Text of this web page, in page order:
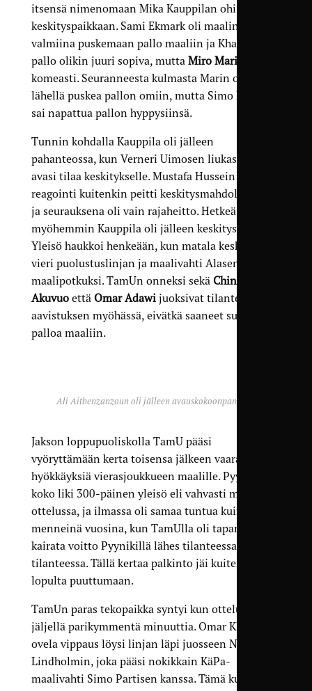
itsensä nimenomaan Mika Kauppilan ohi
keskityspaikkaan. Sami Ekmark oli maalin edessä
valmiina puskemaan pallo maaliin ja Kharyn
pallo olikin juuri sopiva, mutta Miro Marin
komeasti. Seuranneesta kulmasta Marin oli
lähellä puskea pallon omiin, mutta Simo Partinen
sai napattua pallon hyppysiinsä.
Tunnin kohdalla Kauppila oli jälleen
pahanteossa, kun Verneri Uimosen liukastuminen
avasi tilaa keskitykselle. Mustafa Hussein Zadan
reagointi kuitenkin peitti keskitysmahdollisuudet,
ja seurauksena oli vain rajaheitto. Hetkeä
myöhemmin Kauppila oli jälleen keskityspaikassa.
Yleisö haukkoi henkeään, kun matala keskitys
vieri puolustuslinjan ja maalivahti Alasen välistä
maalipotkuksi. TamUn onneksi sekä Chinedu
Akuvuoettä Omar Adawijuoksivat tilanteeseen
aavistuksen myöhässä, eivätkä saaneet sudittua
palloa maaliin.
Ali Aitbenzanzoun oli jälleen avauskokoonpanossa.
Jakson loppupuoliskolla TamU pääsi
vyöryttämään kerta toisensa jälkeen vaarallisia
hyökkäyksiä vierasjoukkueen maalille. Pyynikillä
koko liki 300-päinen yleisö eli vahvasti mukana
ottelussa, ja ilmassa oli samaa tuntua kuin
menneinä vuosina, kun TamUlla oli tapana
kairata voitto Pyynikillä lähes tilanteessa kuin
tilanteessa. Tällä kertaa palkinto jäi kuitenkin
lopulta puuttumaan.
TamUn paras tekopaikka syntyi kun ottelua oli
jäljellä parikymmentä minuuttia. Omar Kharyn
ovela vippaus löysi linjan läpi juosseen Niklas
Lindholmin, joka pääsi nokikkain KäPa-
maalivahti Simo Partisen kanssa. Tämä kuitenkin